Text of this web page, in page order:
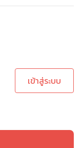
เข้าสู่ระบบ